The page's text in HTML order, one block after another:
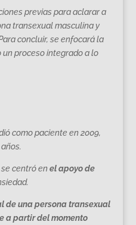
previas para aclarar a
transexual masculina y
concluir, se enfocará la
un proceso integrado a lo
como paciente en 2009,
centró en el apoyo de
de una persona transexual
a partir del momento